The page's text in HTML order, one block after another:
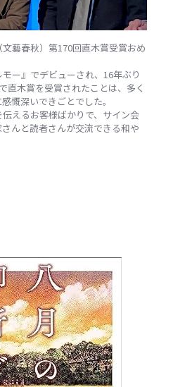
文藝春秋）第170回直木賞受賞おめ
ー』でデビューされ、16年ぶり
直木賞を受賞されたことは、多く
慨深いできごとでした。
えるお客様ばかりで、サイン会
んと読者さんが交流できる和や